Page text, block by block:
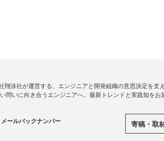
翔泳社が運営する、エンジニアと開発組織の意思決定を支
いに向き合うエンジニアへ、最新トレンドと実践知をお
メールバックナンバー 寄稿・取